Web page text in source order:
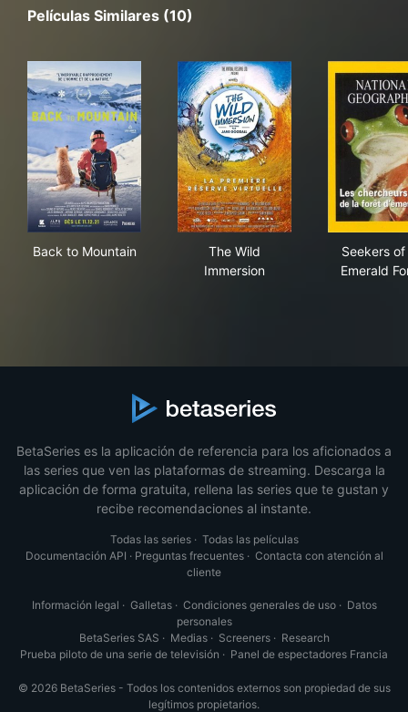
Películas Similares (10)
Back to Mountain
The Wild
Immersion
Seekers
Emerald
BetaSeries es la aplicación de referencia para los aficionados a
las series que ven las plataformas de streaming. Descarga la
aplicación de forma gratuita, rellena las series que te gustan y
recibe recomendaciones al instante.
Todas las series· Todas las películas
Documentación API · Preguntas frecuentes· Contacta con atención al
cliente
Información legal · Galletas· Condiciones generales de uso· Datos
personales
BetaSeries SAS · Medias· Screeners· Research
Prueba piloto de una serie de televisión · Panel de espectadores Francia
© 2026 BetaSeries - Todos los contenidos externos son propiedad de sus
legítimos propietarios.